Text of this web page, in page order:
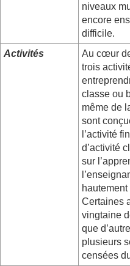
niveaux
encore
difficile.
Activités
Au cœur
trois
classe ou
même de
sont
l’activité
d’activité
sur
Certaines
vingtaine
que
plusieurs
censées